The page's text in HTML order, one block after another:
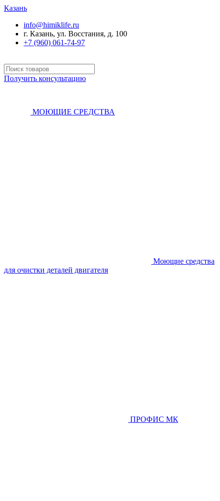
Казань
info@himiklife.ru
г. Казань, ул. Восстания, д. 100
+7 (960) 061-74-97
Получить консультацию
МОЮЩИЕ СРЕДСТВА
Моющие средства
для очистки деталей двигателя
ПРОФИС МК